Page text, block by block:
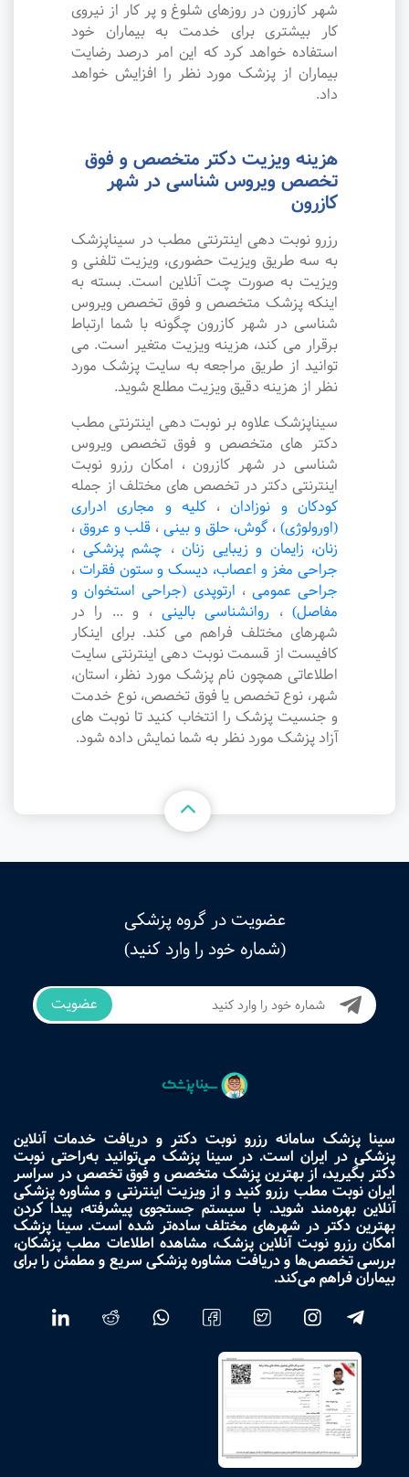
شهر کازرون در روزهای شلوغ و پر کار از نیروی
کار بیشتری برای خدمت به بیماران خود
استفاده خواهد کرد که این امر درصد رضایت
بیماران از پزشک مورد نظر را افزایش خواهد
داد.
هزینه ویزیت دکتر متخصص و فوق
تخصص ویروس شناسی در شهر
کازرون
رزرو نوبت دهی اینترنتی مطب در سیناپزشک
به سه طریق ویزیت حضوری، ویزیت تلفنی و
ویزیت به صورت چت آنلاین است. بسته به
اینکه پزشک متخصص و فوق تخصص ویروس
شناسی در شهر کازرون چگونه با شما ارتباط
برقرار می کند، هزینه ویزیت متغیر است. می
توانید از طریق مراجعه به سایت پزشک مورد
نظر از هزینه دقیق ویزیت مطلع شوید.
سیناپزشک علاوه بر نوبت دهی اینترنتی مطب
دکتر های متخصص و فوق تخصص ویروس
شناسی در شهر کازرون ، امکان رزرو نوبت
اینترنتی دکتر در تخصص های مختلف از جمله
کودکان و نوزادان ،کلیه و مجاری ادراری
(اورولوژی) ، گوش، حلق و بینی ، قلب و عروق ،
زنان، زایمان و زیبایی زنان ، چشم پزشکی ،
جراحی مغز و اعصاب، دیسک و ستون فقرات ،
جراحی عمومی ، ارتوپدی (جراحی استخوان و
مفاصل) ، روانشناسی بالینی ، و ... را در
شهرهای مختلف فراهم می کند. برای اینکار
کافیست از قسمت نوبت دهی اینترنتی سایت
اطلاعاتی همچون نام پزشک مورد نظر، استان،
شهر، نوع تخصص یا فوق تخصص، نوع خدمت
و جنسیت پزشک را انتخاب کنید تا نوبت های
آزاد پزشک مورد نظر به شما نمایش داده شود.
عضویت در گروه پزشکی
(شماره خود را وارد کنید)
عضویت
سینا پزشک سامانه رزرو نوبت دکتر و دریافت خدمات آنلاین
پزشکی در ایران است. در سینا پزشک می‌توانید به‌راحتی نوبت
دکتر بگیرید، از بهترین پزشک متخصص و فوق تخصص در سراسر
ایران نوبت مطب رزرو کنید و از ویزیت اینترنتی و مشاوره پزشکی
آنلاین بهره‌مند شوید. با سیستم جستجوی پیشرفته، پیدا کردن
بهترین دکتر در شهرهای مختلف ساده‌تر شده است. سینا پزشک
امکان رزرو نوبت آنلاین پزشک، مشاهده اطلاعات مطب پزشکان،
بررسی تخصص‌ها و دریافت مشاوره پزشکی سریع و مطمئن را برای
بیماران فراهم می‌کند.